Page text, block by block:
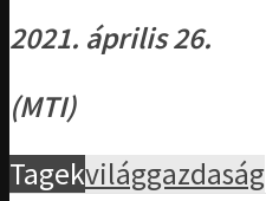
2021. április 26.
(MTI)
Tagekvilággazdaság